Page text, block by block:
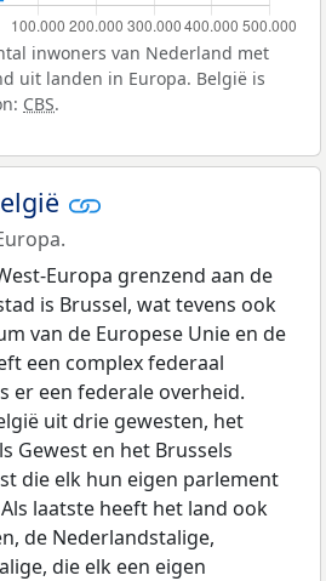
inwoners van Nederland met
uit landen in Europa. België is
CBS.
Europa grenzend aan de
is Brussel, wat tevens ook
van de Europese Unie en de
een complex federaal
er een federale overheid.
uit drie gewesten, het
Gewest en het Brussels
die elk hun eigen parlement
laatste heeft het land ook
de Nederlandstalige,
die elk een eigen